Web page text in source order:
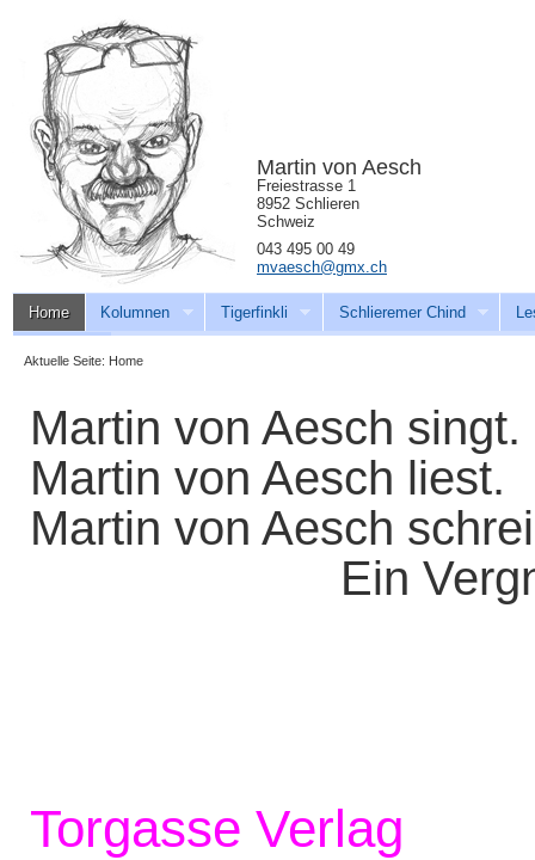
Home Kolumnen Tigerfinkli Schlieremer Chind
Martin von Aesch
Freiestrasse 1
8952 Schlieren
Schweiz
043 495 00 49
mvaesch@gmx.ch
Aktuelle Seite: Home
Martin von Aesch singt.
Martin von Aesch liest.
Martin von Aesch
Ein
Torgasse Verlag